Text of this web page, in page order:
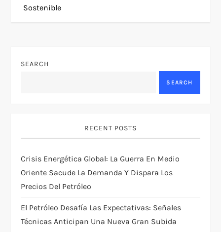
t
a
a
t
i
o
Sostenible
SEARCH
SEARCH
RECENT POSTS
Crisis Energética Global: La Guerra En Medio
Oriente Sacude La Demanda Y Dispara Los
Precios Del Petróleo
El Petróleo Desafía Las Expectativas: Señales
Técnicas Anticipan Una Nueva Gran Subida